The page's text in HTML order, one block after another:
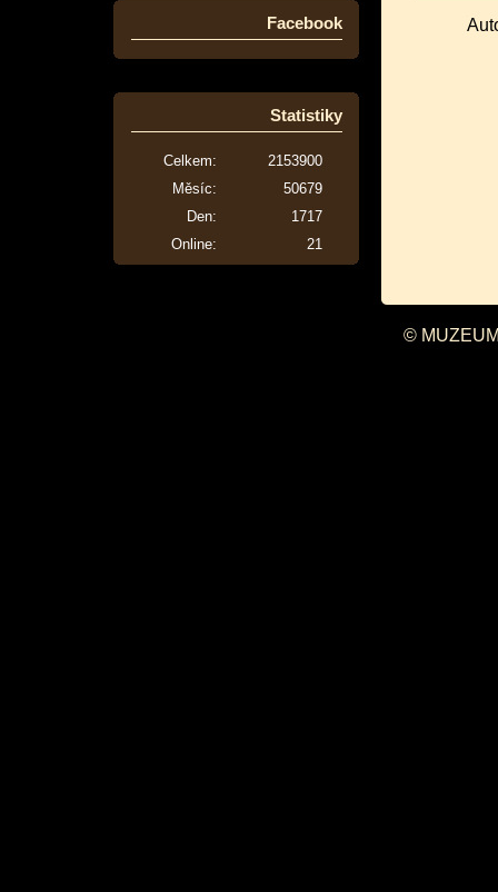
Facebook
Statistiky
Online: 21
Celkem:
2153900
Měsíc:
50679
Den:
1717
©